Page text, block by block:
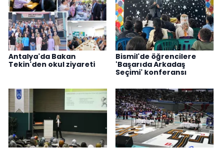
Antalya'da Bakan
Tekin'den okul ziyareti
Bismil'de öğrencilere
'Başarıda Arkadaş
Seçimi' konferansı